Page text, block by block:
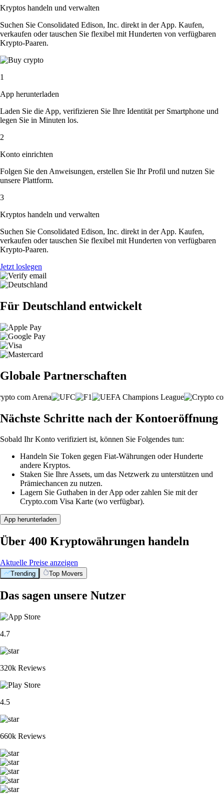
Kryptos handeln und verwalten
Suchen Sie Consolidated Edison, Inc. direkt in der App. Kaufen,
verkaufen oder tauschen Sie flexibel mit Hunderten von verfügbaren
Krypto-Paaren.
1
App herunterladen
Laden Sie die App, verifizieren Sie Ihre Identität per Smartphone und
legen Sie in Minuten los.
2
Konto einrichten
Folgen Sie den Anweisungen, erstellen Sie Ihr Profil und nutzen Sie
unsere Plattform.
3
Kryptos handeln und verwalten
Suchen Sie Consolidated Edison, Inc. direkt in der App. Kaufen,
verkaufen oder tauschen Sie flexibel mit Hunderten von verfügbaren
Krypto-Paaren.
Jetzt loslegen
Für Deutschland entwickelt
Globale Partnerschaften
Nächste Schritte nach der Kontoeröffnung
Sobald Ihr Konto verifiziert ist, können Sie Folgendes tun:
Handeln Sie Token gegen Fiat-Währungen oder Hunderte
andere Kryptos.
Staken Sie Ihre Assets, um das Netzwerk zu unterstützen und
Prämiechancen zu nutzen.
Lagern Sie Guthaben in der App oder zahlen Sie mit der
Crypto.com Visa Karte (wo verfügbar).
App herunterladen
Über 400 Kryptowährungen handeln
Aktuelle Preise anzeigen
Trending Top Movers
Das sagen unsere Nutzer
4.7
320k Reviews
4.5
660k Reviews